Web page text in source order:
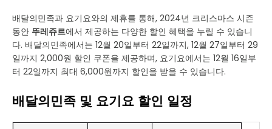
배달의민족과 요기요와의 제휴를 통해, 2024년 크리스마스 시즌
동안 뚜레쥬르에서 제공하는 다양한 할인 혜택을 누릴 수 있습니
다. 배달의민족에서는 12월 20일부터 22일까지, 12월 27일부터 29
일까지 2,000원 할인 쿠폰을 제공하며, 요기요에서는 12월 16일부
터 22일까지 최대 6,000원까지 할인을 받을 수 있습니다.
배달의민족 및 요기요 할인 일정